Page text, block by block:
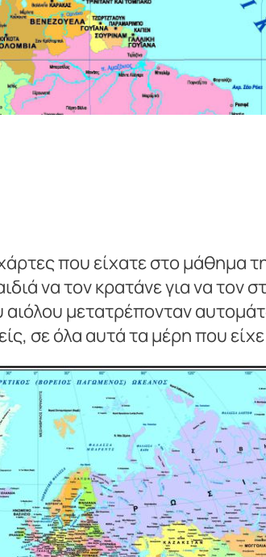
που είχατε στο μάθημα
να τον κρατάνε για να τον
μετατρέπονταν
σε όλα αυτά τα μέρη που